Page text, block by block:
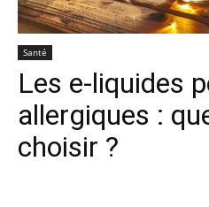
Santé
Les e-liquides
allergiques :
choisir ?